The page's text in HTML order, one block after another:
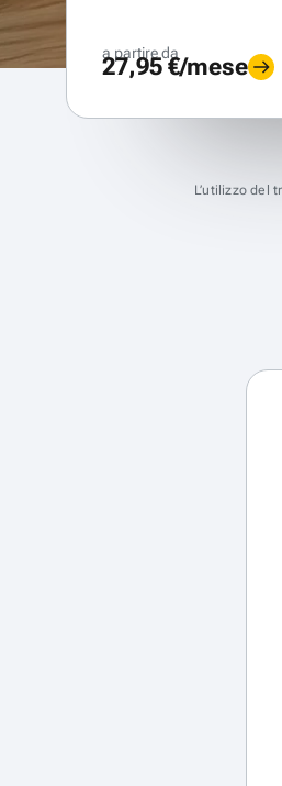
a partire da
27,95 €/mese
L’utilizzo del